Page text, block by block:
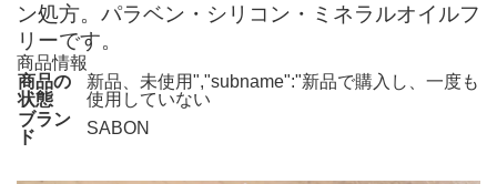
ン処方。パラベン・シリコン・ミネラルオイルフ
リーです。
商品情報
商品の
状態
新品、未使用","subname":"新品で購入し、一度も
使用していない
ブラン
ド
SABON